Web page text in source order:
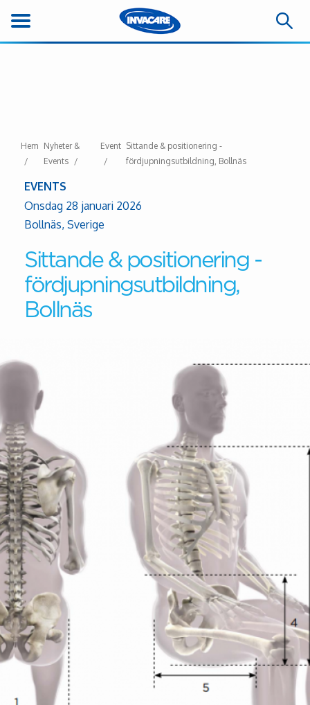
Hem Nyheter &
Events
Event Sittande & positionering -
fördjupningsutbildning, Bollnäs
EVENTS
Onsdag 28 januari 2026
Bollnäs, Sverige
Sittande & positionering -
fördjupningsutbildning,
Bollnäs